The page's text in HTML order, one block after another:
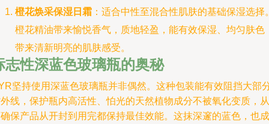
橙花焕采保湿日霜 ：适合中性至混合性肌肤的基础保湿选择
橙花精油带来愉悦香气，质地轻盈，能有效保湿、均匀肤色
带来清新明亮的肌肤感受。
志性深蓝色玻璃瓶的奥秘
坚持使用深蓝色玻璃瓶并非偶然。这种包装能有效阻挡大部
线，保护瓶内高活性、怕光的天然植物成分不被氧化变质，从
保产品从开封到用完都保持最佳效能。这抹深邃的蓝色，也成